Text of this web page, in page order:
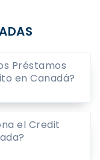
Préstamos
en Canadá?
el Credit